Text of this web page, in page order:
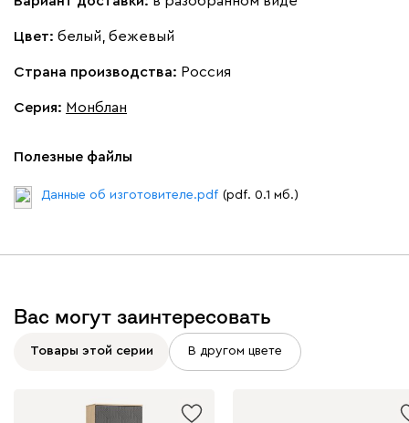
Цвет: белый, бежевый
Страна производства: Россия
Серия: Монблан
Полезные файлы
Данные об изготовителе.pdf (pdf. 0.1 мб.)
Вас могут заинтересовать
Товары этой серии В другом цвете